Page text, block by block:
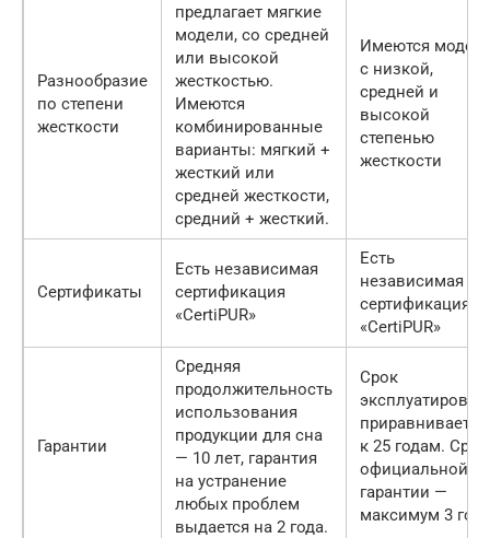
Разнообразие
по степени
жесткости
предлагает мягкие
модели, со средней
или высокой
жесткостью.
Имеются
комбинированные
варианты: мягкий +
жесткий или
средней жесткости,
средний + жесткий.
Имеются
с низкой,
средней и
высокой
степенью
жесткости
Сертификаты
Есть независимая
сертификация
«CertiPUR»
Есть
независимая
сертификация
«CertiPUR»
Гарантии
Средняя
продолжительность
использования
продукции для сна
— 10 лет, гарантия
на устранение
любых проблем
выдается на 2 года.
Срок
приравнивается
к 25 годам. Срок
официальной
гарантии —
максимум 3 года